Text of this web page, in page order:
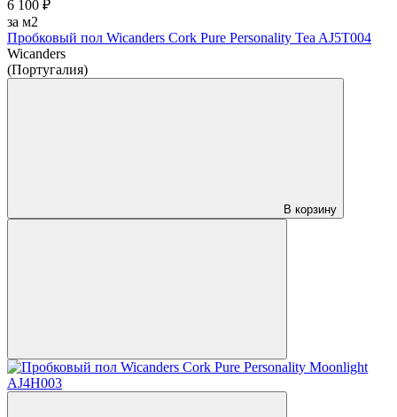
6 100 ₽
за м2
Пробковый пол Wicanders Cork Pure Personality Tea AJ5T004
Wicanders
(Португалия)
В корзину